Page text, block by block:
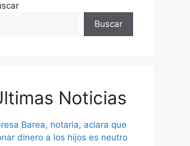
Buscar
Noticias
Barea, notaria, aclara que
dinero a los hijos es neutro